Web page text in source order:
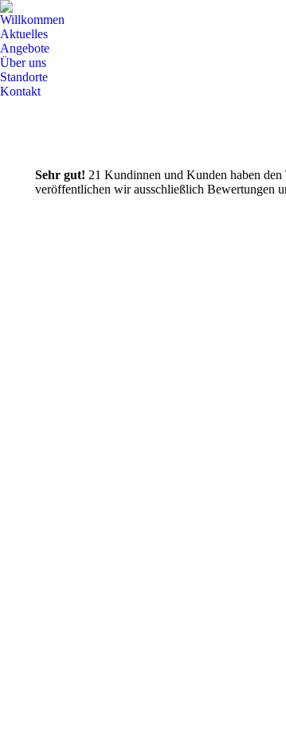
Willkommen
Aktuelles
Angebote
Über uns
Standorte
Kontakt
Sehr gut! 21 Kundinnen und Kunden haben
veröffentlichen wir ausschließlich Bewertungen